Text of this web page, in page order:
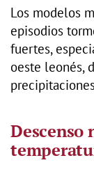
Los modelos
episodios
fuertes,
oeste leonés,
Descenso